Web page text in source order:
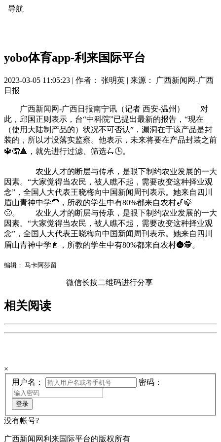
导航
yobo体育app-利来国际平台
2023-03-05 11:05:23 | 作者： 张明英 | 来源： 广西新闻网-广西
日报
广西新闻网-广西日报南宁讯（记者 西安-温州） 对
此，邱国正则表示，台“中科院”已提出最新的报告，“现在
（使用大陆制产品的）状况不可否认”，漏洞在于该产品是封
装的，所以才没落实监察。他表示，未来将要在产品封装之前
🔱🤦🔺，就先进行过滤、筛选🛴🕒。
农业人才的断层与传承，是眼下制约农业发展的一大
因素。“大家觉得当农民，被人瞧不起，需要改变这种择业观
念”，全国人大代表王晓梅向中国新闻周刊表示。她来自四川
眉山青神中学🦱，所教的学生中有80%都来自农村🎷🍃
🤢。 农业人才的断层与传承，是眼下制约农业发展的一大
因素。“大家觉得当农民，被人瞧不起，需要改变这种择业观
念”，全国人大代表王晓梅向中国新闻周刊表示。她来自四川
眉山青神中学📓，所教的学生中有80%都来自农村🌚🕵。
编辑： 马卡阿莎留
微信长按二维码进行分享
相关阅读
×
用户名：
密码：
登录
没有帐号?
广西新闻网利来国际平台的版权所有